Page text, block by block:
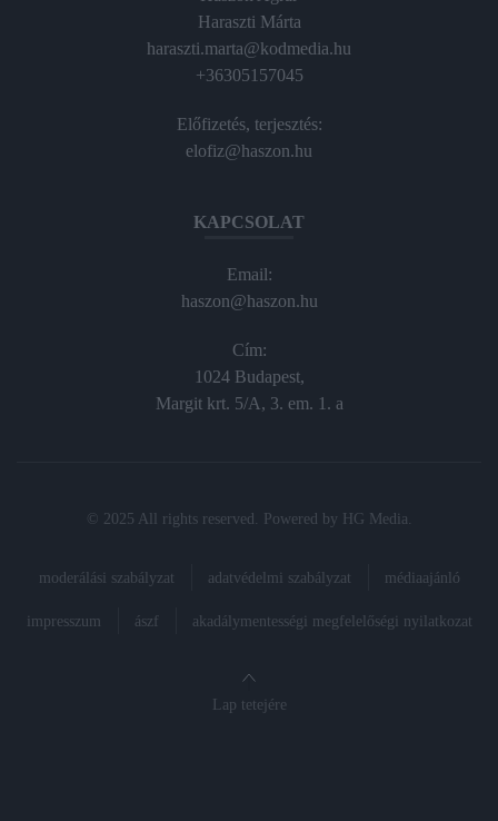
Haraszti Márta
haraszti.marta@kodmedia.hu
+36305157045
Előfizetés, terjesztés:
elofiz@haszon.hu
KAPCSOLAT
Email:
haszon@haszon.hu
Cím:
1024 Budapest,
Margit krt. 5/A, 3. em. 1. a
© 2025 All rights reserved. Powered by HG Media
moderálási szabályzat adatvédelmi szabályzat médiaajánló
impresszum ászf akadálymentességi megfelelőségi nyilatkozat
Lap tetejére